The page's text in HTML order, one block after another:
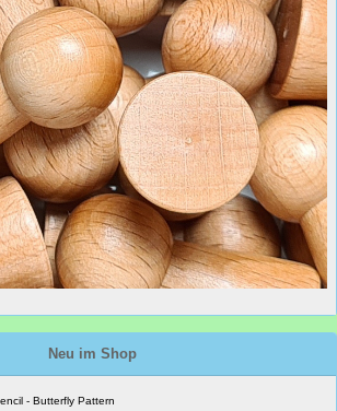
Neu im Shop
- Butterfly Pattern